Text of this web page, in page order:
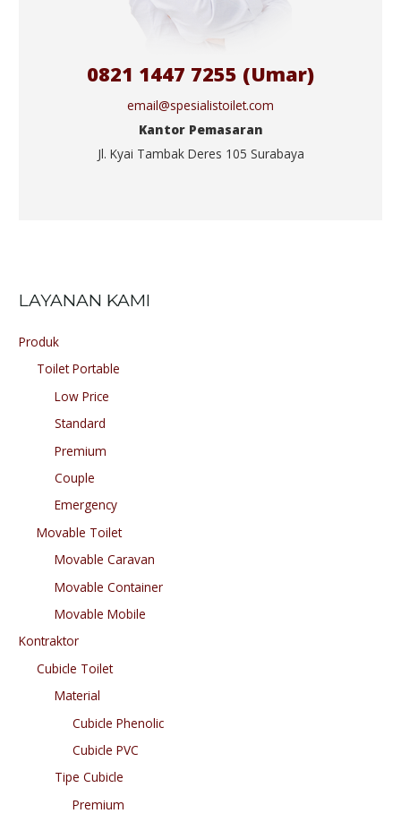
0821 1447 7255 (Umar)
email@spesialistoilet.com
Kantor Pemasaran
Jl. Kyai Tambak Deres 105 Surabaya
LAYANAN KAMI
Produk
Toilet Portable
Low Price
Standard
Premium
Couple
Emergency
Movable Toilet
Movable Caravan
Movable Container
Movable Mobile
Kontraktor
Cubicle Toilet
Material
Cubicle Phenolic
Cubicle PVC
Tipe Cubicle
Premium